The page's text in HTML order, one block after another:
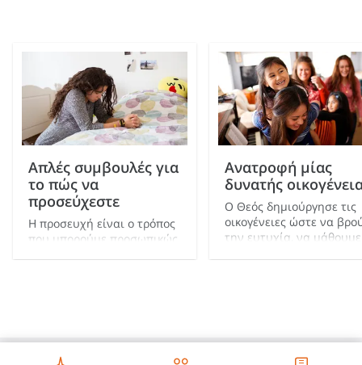
Απλές συμβουλές για
το πώς να
προσεύχεστε
Η προσευχή είναι ο τρόπος
που μπορούμε προσωπικώς
συναισθήματά σας προς
τον Θεό.
Ανατροφή μίας
δυνατής
Ο Θεός δημιούργησε τις
οικογένειες ώστε να
την ευτυχία, να